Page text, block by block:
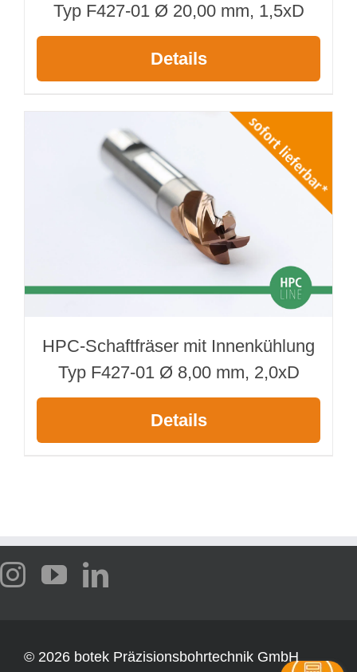
Typ F427-01 Ø 20,00 mm, 1,5xD
Details
HPC-Schaftfräser mit Innenkühlung
Typ F427-01 Ø 8,00 mm, 2,0xD
Details
© 2026 botek Präzisionsbohrtechnik GmbH